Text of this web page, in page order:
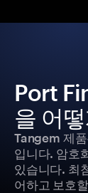
Port
을 어
Tangem 제
입니다. 암호
있습니다. 최
어하고 보호